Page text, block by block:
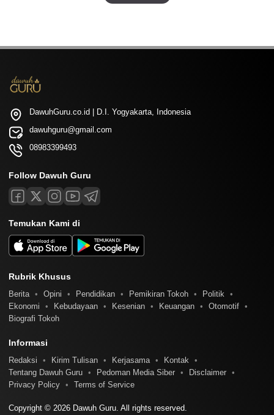
DawuhGuru.co.id | D.I. Yogyakarta, Indonesia
dawuhguru@gmail.com
08983399493
Follow Dawuh Guru
Temukan Kami di
Rubrik Khusus
Berita Opini Pendidikan Pemikiran Tokoh
Politik
Ekonomi
Kebudayaan Kesenian Keuangan
Otomotif
Biografi Tokoh
Informasi
Redaksi Kirim Tulisan Kerjasama
Kontak
Tentang Dawuh Guru
Pedoman Media Siber
Disclaimer
Privacy Policy
Terms of Service
Copyright © 2026 Dawuh Guru. All rights reserved.